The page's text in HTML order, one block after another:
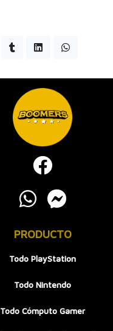
PRODUCTO
Todo PlayStation
Todo Nintendo
Todo Cómputo Gamer